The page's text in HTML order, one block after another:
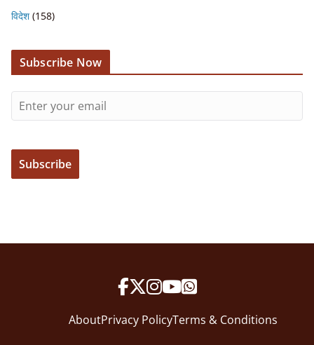
विदेश (158)
Subscribe Now
AboutPrivacy PolicyTerms & Conditions